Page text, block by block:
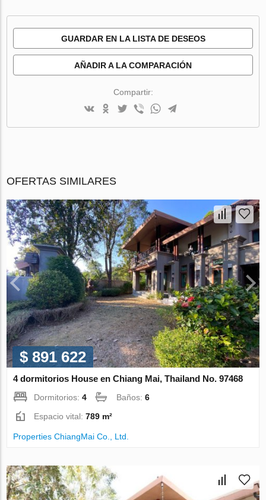
GUARDAR EN LA LISTA DE DESEOS
AÑADIR A LA COMPARACIÓN
Compartir:
OFERTAS SIMILARES
$ 891 622
4 dormitorios House en Chiang Mai, Thailand No. 97468
Dormitorios:4 Baños:6
Espacio vital:789 m²
Properties ChiangMai Co., Ltd.